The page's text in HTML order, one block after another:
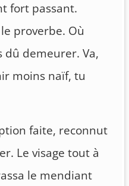
fort passant.
proverbe. Où
dû demeurer. Va,
moins naïf, tu
faite, reconnut
Le visage tout à
le mendiant